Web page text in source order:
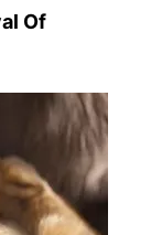
Of